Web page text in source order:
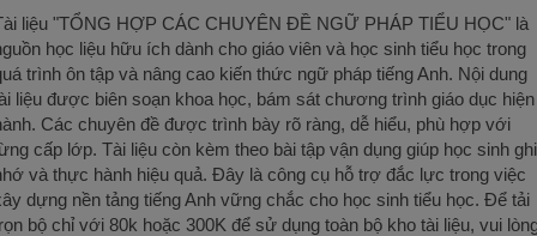
liệu "TỔNG HỢP CÁC CHUYÊN ĐỀ NGỮ PHÁP TIỂU HỌC" là
học liệu hữu ích dành cho giáo viên và học sinh tiểu học trong
trình ôn tập và nâng cao kiến thức ngữ pháp tiếng Anh. Nội dung
liệu được biên soạn khoa học, bám sát chương trình giáo dục hiện
Các chuyên đề được trình bày rõ ràng, dễ hiểu, phù hợp với
cấp lớp. Tài liệu còn kèm theo bài tập vận dụng giúp học sinh ghi
và thực hành hiệu quả. Đây là công cụ hỗ trợ đắc lực trong việc
dựng nền tảng tiếng Anh vững chắc cho học sinh tiểu học. Để tải
bộ chỉ với 80k hoặc 300K để sử dụng toàn bộ kho tài liệu, vui